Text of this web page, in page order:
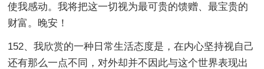
使我感动。我将把这一切视为最可贵的馈赠、最宝贵的
财富。晚安！
152、我欣赏的一种日常生活态度是，在内心坚持视自己
还有那么一点不同，对外却并不因此与这个世界表现出